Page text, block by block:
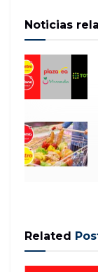
Noticias
Related